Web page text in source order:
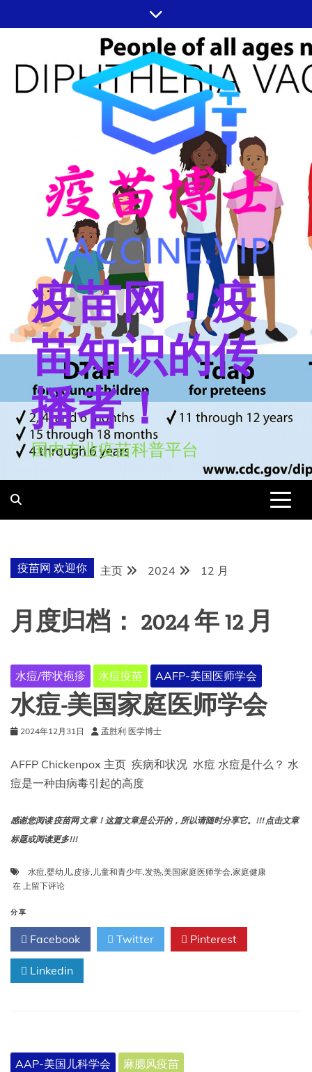
至
疫苗网：疫
苗知识的传
播者！
国内专业疫苗科普平台
疫苗网 欢迎你 主页 2024 12 月
月度归档： 2024 年 12 月
水痘/带状疱疹 水痘疫苗 AAFP-美国医师学会
水痘-美国家庭医师学会
2024年12月31日 孟胜利 医学博士
AFFP Chickenpox 主页 疾病和状况 水痘 水痘是什么？ 水
痘是一种由病毒引起的高度
感谢您阅读 疫苗网 文章！这篇文章是公开的，所以请随时分享它。!!! 点击文章
标题或阅读更多!!!
水痘,婴幼儿,皮疹, 儿童和青少年,发热,美国家庭医师学会,家庭健康
在 水
美
国
家
庭
医
师
上留下评论
分享
Facebook Twitter Pinterest
Linkedin
AAP-美国儿科学会 麻腮风疫苗